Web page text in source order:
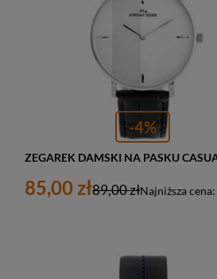
-4%
85,00 zł Najniższa cena:
89,00 zł